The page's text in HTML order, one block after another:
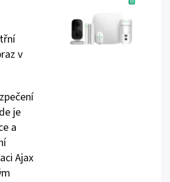
v
je
a
Ajax